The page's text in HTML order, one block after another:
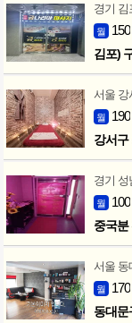
경기 김
월 150
김포)
서울 강
월 190
경기 성
월 100
서울 동
월 170
동대문